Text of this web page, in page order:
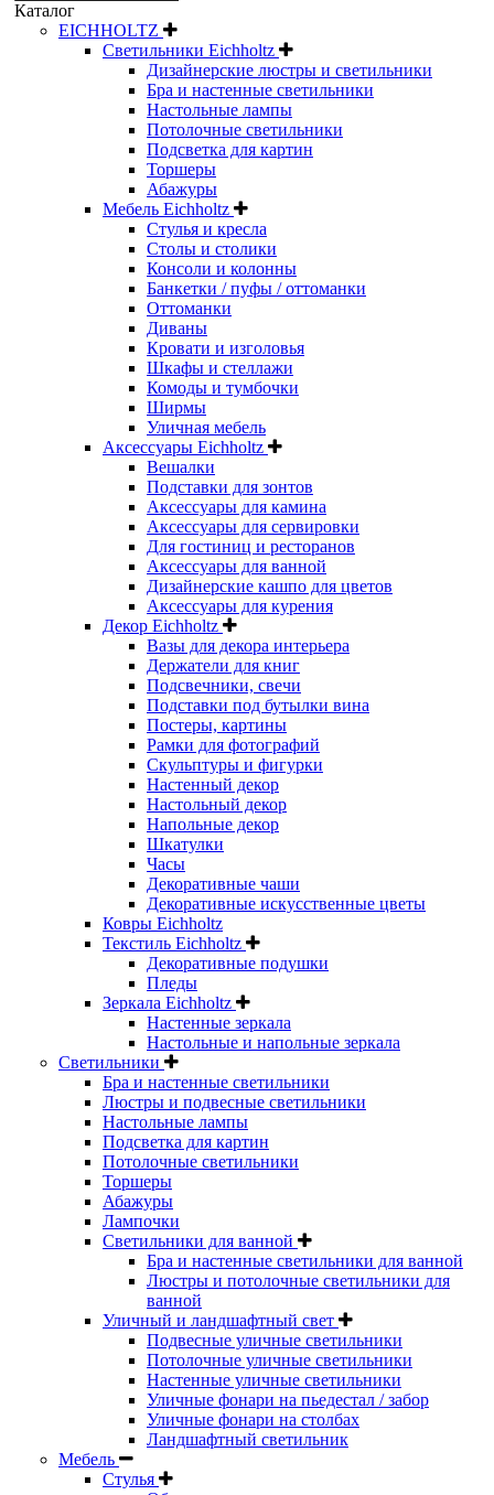
Каталог
EICHHOLTZ
Светильники Eichholtz
Дизайнерские люстры и светильники
Бра и настенные светильники
Настольные лампы
Потолочные светильники
Подсветка для картин
Торшеры
Абажуры
Мебель Eichholtz
Стулья и кресла
Столы и столики
Консоли и колонны
Банкетки / пуфы / оттоманки
Оттоманки
Диваны
Кровати и изголовья
Шкафы и стеллажи
Комоды и тумбочки
Ширмы
Уличная мебель
Аксессуары Eichholtz
Вешалки
Подставки для зонтов
Аксессуары для камина
Аксессуары для сервировки
Для гостиниц и ресторанов
Аксессуары для ванной
Дизайнерские кашпо для цветов
Аксессуары для курения
Декор Eichholtz
Вазы для декора интерьера
Держатели для книг
Подсвечники, свечи
Подставки под бутылки вина
Постеры, картины
Рамки для фотографий
Скульптуры и фигурки
Настенный декор
Настольный декор
Напольные декор
Шкатулки
Часы
Декоративные чаши
Декоративные искусственные цветы
Ковры Eichholtz
Текстиль Eichholtz
Декоративные подушки
Пледы
Зеркала Eichholtz
Настенные зеркала
Настольные и напольные зеркала
Светильники
Бра и настенные светильники
Люстры и подвесные светильники
Настольные лампы
Подсветка для картин
Потолочные светильники
Торшеры
Абажуры
Лампочки
Светильники для ванной
Бра и настенные светильники для ванной
Люстры и потолочные светильники для
ванной
Уличный и ландшафтный свет
Подвесные уличные светильники
Потолочные уличные светильники
Настенные уличные светильники
Уличные фонари на пьедестал / забор
Уличные фонари на столбах
Ландшафтный светильник
Мебель
Стулья